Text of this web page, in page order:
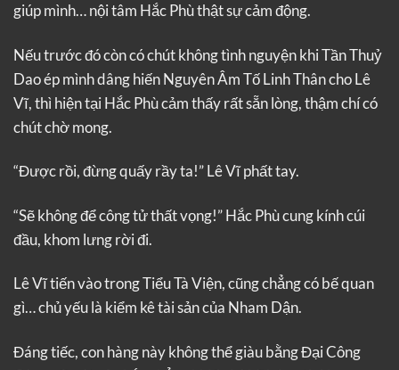
giúp mình… nội tâm Hắc Phù thật sự cảm động.
Nếu trước đó còn có chút không tình nguyện khi Tần Thuỷ
Dao ép mình dâng hiến Nguyên Âm Tố Linh Thân cho Lê
Vĩ, thì hiện tại Hắc Phù cảm thấy rất sẵn lòng, thậm chí có
chút chờ mong.
“Được rồi, đừng quấy rầy ta!” Lê Vĩ phất tay.
“Sẽ không để công tử thất vọng!” Hắc Phù cung kính cúi
đầu, khom lưng rời đi.
Lê Vĩ tiến vào trong Tiểu Tà Viện, cũng chẳng có bế quan
gì… chủ yếu là kiểm kê tài sản của Nham Dận.
Đáng tiếc, con hàng này không thể giàu bằng Đại Công